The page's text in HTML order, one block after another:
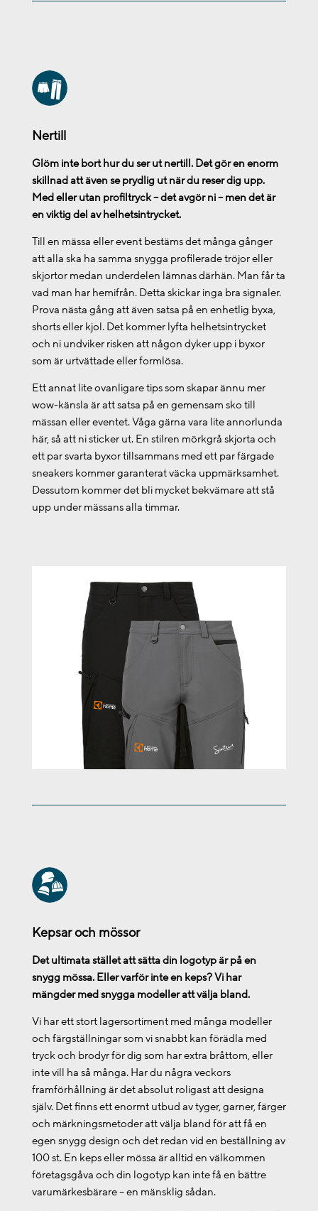
Nertill
Glöm inte bort hur du ser ut nertill. Det gör en enorm
skillnad att även se prydlig ut när du reser dig upp.
Med eller utan profiltryck – det avgör ni – men det är
en viktig del av helhetsintrycket.
Till en mässa eller event bestäms det många gånger
att alla ska ha samma snygga profilerade tröjor eller
skjortor medan underdelen lämnas därhän. Man får ta
vad man har hemifrån. Detta skickar inga bra signaler.
Prova nästa gång att även satsa på en enhetlig byxa,
shorts eller kjol. Det kommer lyfta helhetsintrycket
och ni undviker risken att någon dyker upp i byxor
som är urtvättade eller formlösa.
Ett annat lite ovanligare tips som skapar ännu mer
wow-känsla är att satsa på en gemensam sko till
mässan eller eventet. Våga gärna vara lite annorlunda
här, så att ni sticker ut. En stilren mörkgrå skjorta och
ett par svarta byxor tillsammans med ett par färgade
sneakers kommer garanterat väcka uppmärksamhet.
Dessutom kommer det bli mycket bekvämare att stå
upp under mässans alla timmar.
Kepsar och mössor
Det ultimata stället att sätta din logotyp är på en
snygg mössa. Eller varför inte en keps? Vi har
mängder med snygga modeller att välja bland.
Vi har ett stort lagersortiment med många modeller
och färgställningar som vi snabbt kan förädla med
tryck och brodyr för dig som har extra bråttom, eller
inte vill ha så många. Har du några veckors
framförhållning är det absolut roligast att designa
själv. Det finns ett enormt utbud av tyger, garner, färger
och märkningsmetoder att välja bland för att få en
egen snygg design och det redan vid en beställning av
100 st. En keps eller mössa är alltid en välkommen
företagsgåva och din logotyp kan inte få en bättre
varumärkesbärare – en mänsklig sådan.